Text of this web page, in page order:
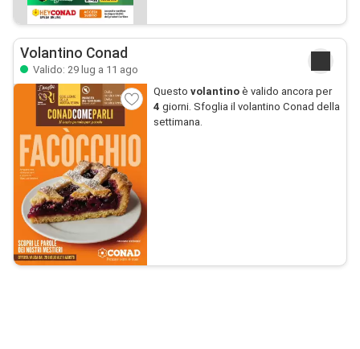
Volantino Conad
Valido: 29 lug a 11 ago
Questo volantinoè valido ancora per
4 giorni. Sfoglia il volantino Conad della
settimana.